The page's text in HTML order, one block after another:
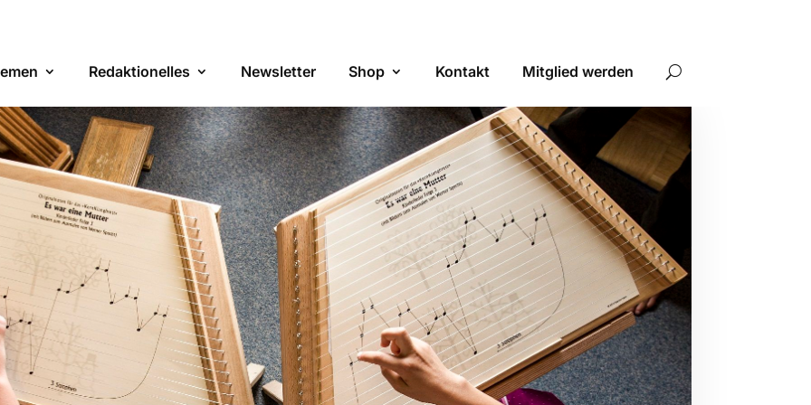
Redaktionelles Newsletter Shop Kontakt Mitglied werden